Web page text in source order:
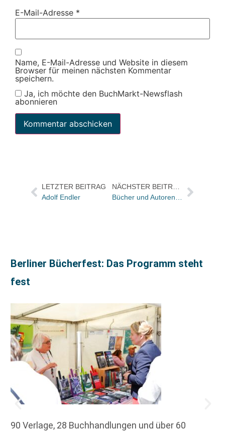
E-Mail-Adresse *
Name, E-Mail-Adresse und Website in diesem
Browser für meinen nächsten Kommentar
speichern.
Ja, ich möchte den BuchMarkt-Newsflash
abonnieren
LETZTER BEITRAG
Adolf Endler
Berliner Bücherfest: Das Programm steht
fest
90 Verlage, 28 Buchhandlungen und über 60